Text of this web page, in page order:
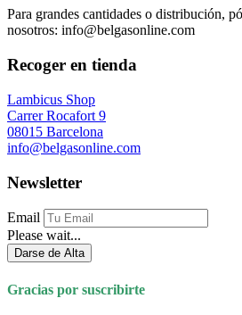
Para grandes cantidades o distribución,
nosotros: info@belgasonline.com
Recoger en tienda
Lambicus Shop
Carrer Rocafort 9
08015 Barcelona
info@belgasonline.com
Newsletter
Email
Please wait...
Darse de Alta
Gracias por suscribirte